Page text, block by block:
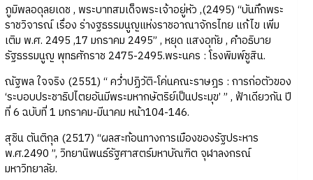
ภูมิพลอดุลยเดช , พระบาทสมเด็จพระเจ้าอยู่หัว ,(2495) “บันทึกพระ
ราชวิจารณ์ เรื่อง ร่างฐธรรมนูญแห่งราชอาณาจักรไทย แก้ไข เพิ่ม
เติม พ.ศ. 2495 ,17 มกราคม 2495” , หยุด แสงอุทัย , คำอธิบาย
รัฐธรรมนูญ พุทธศักราช 2475-2495.พระนคร : โรงพิมพ์ชูสิน.
ณัฐพล ใจจริง (2551) “ คว่ำปฏิวัติ-โค่นคณะราษฎร : การก่อตัวของ
‘ระบอบประชาธิปไตยอันมีพระมหากษัตริย์เป็นประมุข’ ” , ฟ้าเดียวกัน ปี
ที่ 6 ฉบับที่ 1 มกราคม-มีนาคม หน้า104-146.
สุชิน ตันติกุล (2517) “ผลสะท้อนทางการเมืองของรัฐประหาร
พ.ศ.2490 ”, วิทยานิพนธ์รัฐศาสตร์มหาบัณฑิต จุฬาลงกรณ์
มหาวิทยาลัย.